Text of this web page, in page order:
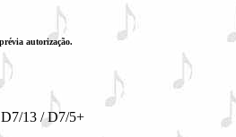
autorização.
13 / D7/5+